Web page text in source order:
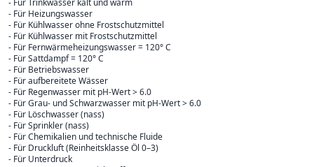
- Für Trinkwasser kalt und warm
- Für Heizungswasser
- Für Kühlwasser ohne Frostschutzmittel
- Für Kühlwasser mit Frostschutzmittel
- Für Fernwärmeheizungswasser = 120° C
- Für Sattdampf = 120° C
- Für Betriebswasser
- Für aufbereitete Wässer
- Für Regenwasser mit pH-Wert > 6.0
- Für Grau- und Schwarzwasser mit pH-Wert > 6.0
- Für Löschwasser (nass)
- Für Sprinkler (nass)
- Für Chemikalien und technische Fluide
- Für Druckluft (Reinheitsklasse Öl 0–3)
- Für Unterdruck